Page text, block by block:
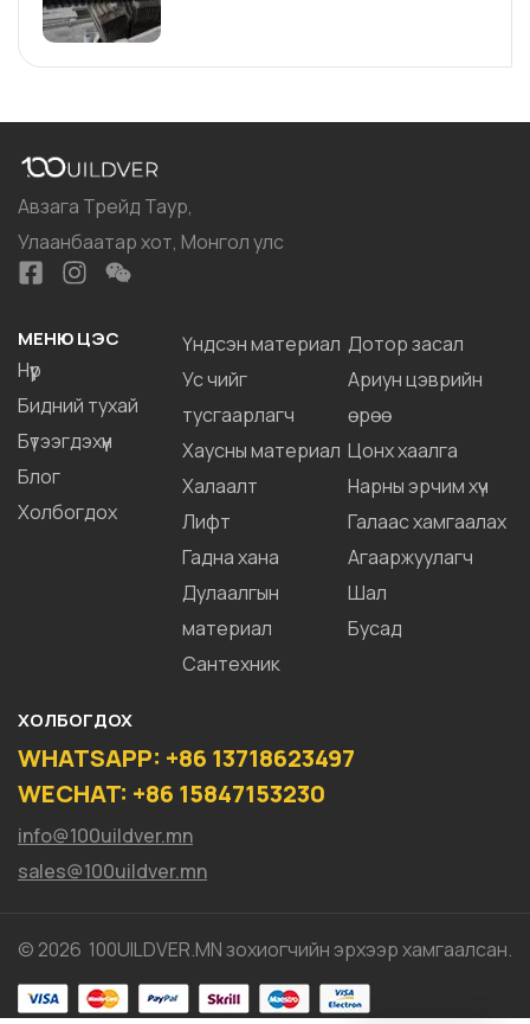
Авзага Трейд Таур,
Улаанбаатар хот, Монгол улс
МЕНЮ ЦЭС
Нүүр
Бидний тухай
Бүтээгдэхүүн
Блог
Холбогдох
Үндсэн материал
Ус чийг
тусгаарлагч
Хаусны материал
Халаалт
Лифт
Гадна хана
Дулаалгын
материал
Сантехник
Дотор засал
Ариун цэврийн
өрөө
Цонх хаалга
Нарны эрчим хүч
Галаас хамгаалах
Агааржуулагч
Шал
Бусад
ХОЛБОГДОХ
WHATSAPP: +86 13718623497
WECHAT: +86 15847153230
info@100uildver.mn
sales@100uildver.mn
© 2026 100UILDVER.MN зохиогчийн эрхээр хамгаалсан.